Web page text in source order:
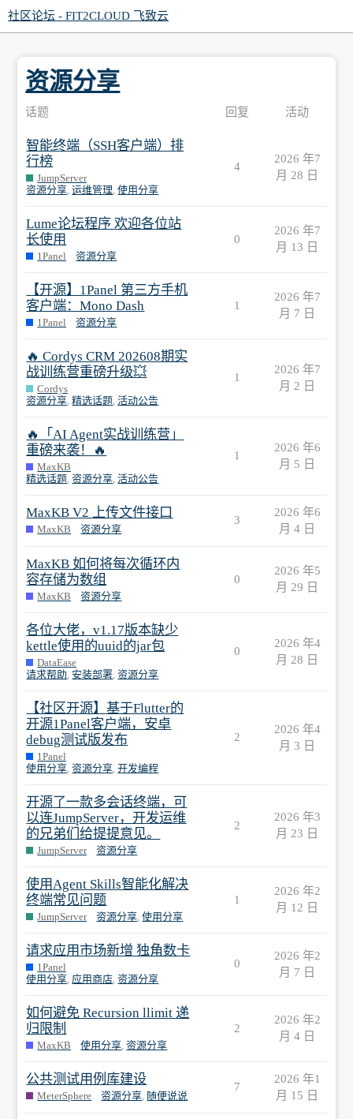
社区论坛 - FIT2CLOUD 飞致云
资源分享
话题 回复 活动
智能终端（SSH客户端）排
行榜
JumpServer
资源分享,运维管理,使用分享
4
2026 年7
月 28 日
Lume论坛程序 欢迎各位站
长使用
1Panel 资源分享
0
2026 年7
月 13 日
【开源】1Panel 第三方手机
客户端：Mono Dash
1Panel 资源分享
1
2026 年7
月 7 日
🔥 Cordys CRM 202608期实
战训练营重磅升级💥
Cordys
资源分享,精选话题,活动公告
1
2026 年7
月 2 日
🔥「AI Agent实战训练营」
重磅来袭！🔥
MaxKB
精选话题,资源分享,活动公告
1
2026 年6
月 5 日
MaxKB V2 上传文件接口
MaxKB 资源分享
3
2026 年6
月 4 日
MaxKB 如何将每次循环内
容存储为数组
MaxKB 资源分享
0
2026 年5
月 29 日
各位大佬，v1.17版本缺少
kettle使用的uuid的jar包
DataEase
请求帮助,安装部署,资源分享
0
2026 年4
月 28 日
【社区开源】基于Flutter的
开源1Panel客户端，安卓
debug测试版发布
1Panel
使用分享,资源分享,开发编程
2
2026 年4
月 3 日
开源了一款多会话终端，可
以连JumpServer，开发运维
的兄弟们给提提意见。
JumpServer 资源分享
2
2026 年3
月 23 日
使用Agent Skills智能化解决
终端常见问题
JumpServer 资源分享,使用分享
1
2026 年2
月 12 日
请求应用市场新增 独角数卡
1Panel
使用分享, 应用商店,资源分享
0
2026 年2
月 7 日
如何避免 Recursion llimit 递
归限制
MaxKB 使用分享,资源分享
2
2026 年2
月 4 日
公共测试用例库建设
MeterSphere 资源分享, 随便说说
7
2026 年1
月 15 日